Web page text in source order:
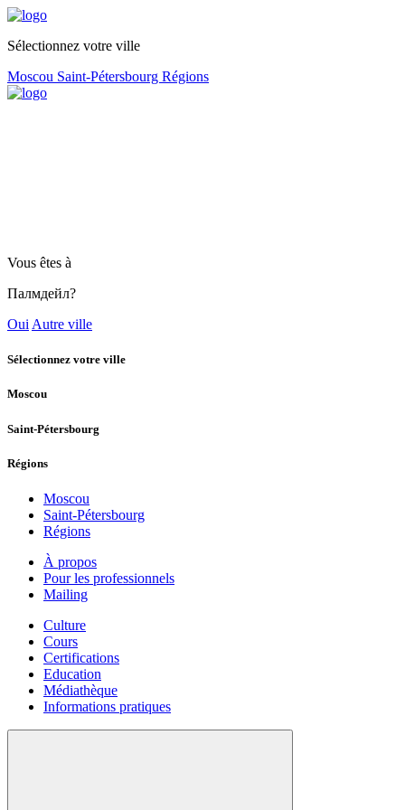
Sélectionnez votre ville
Moscou Saint-Pétersbourg Régions
Vous êtes à
Палмдейл?
Oui Autre ville
Sélectionnez votre ville
Moscou
Saint-Pétersbourg
Régions
Moscou
Saint-Pétersbourg
Régions
À propos
Pour les professionnels
Mailing
Culture
Cours
Certifications
Education
Médiathèque
Informations pratiques